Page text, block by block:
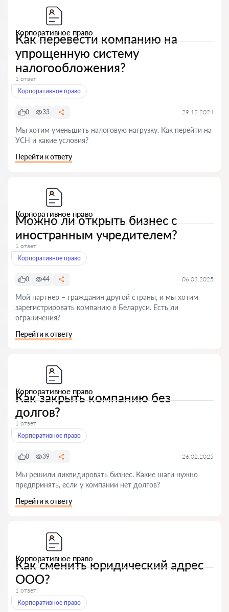
Корпоративное право
Как перевести компанию на
упрощенную систему
налогообложения?
1 ответ
Корпоративное право
0 33 29.12.2024
Мы хотим уменьшить налоговую нагрузку. Как перейти на
УСН и какие условия?
Перейти к ответу
Корпоративное право
Можно ли открыть бизнес с
иностранным учредителем?
1 ответ
Корпоративное право
0 44 06.03.2025
Мой партнер – гражданин другой страны, и мы хотим
зарегистрировать компанию в Беларуси. Есть ли
ограничения?
Перейти к ответу
Корпоративное право
Как закрыть компанию без
долгов?
1 ответ
Корпоративное право
0 39 26.02.2025
Мы решили ликвидировать бизнес. Какие шаги нужно
предпринять, если у компании нет долгов?
Перейти к ответу
Корпоративное право
Как сменить юридический адрес
ООО?
1 ответ
Корпоративное право